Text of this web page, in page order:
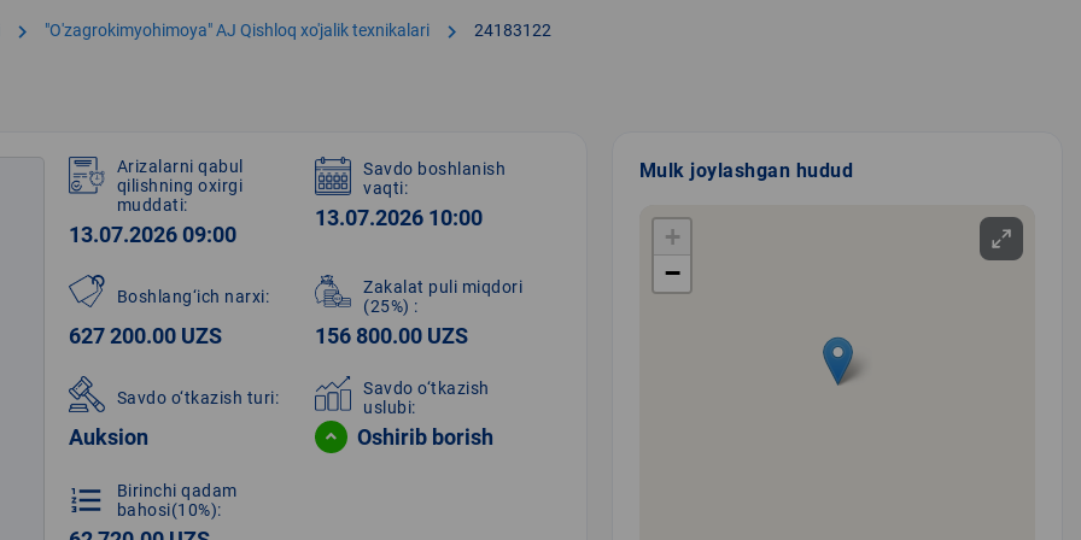
chevron_right "O'zagrokimyohimoya" AJ Qishloq xo'jalik texnikalari chevron_right 24183122
Arizalarni qabul
qilishning oxirgi
muddati:
13.07.2026 09:00
Savdo boshlanish
vaqti:
13.07.2026 10:00
Boshlang‘ich narxi:
627 200.00 UZS
Zakalat puli miqdori
(25%) :
156 800.00 UZS
Savdo o‘tkazish turi:
Auksion
Savdo o‘tkazish
uslubi:
Oshirib borish
format_list_numbered
Birinchi qadam
bahosi(10%):
Mulk joylashgan hudud
+
−